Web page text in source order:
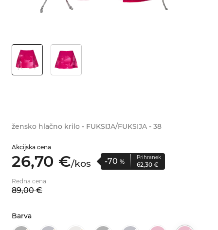
žensko hlačno krilo - FUKSIJA/FUKSIJA - 38
Akcijska cena
26,70 €/kos -70 %
Prihranek
62,30 €
Redna cena
89,00 €
Barva